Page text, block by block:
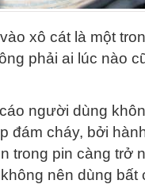
xô cát là một
phải ai lúc nào
người dùng
đám cháy, bởi
trong pin càng trở
nên dùng bất